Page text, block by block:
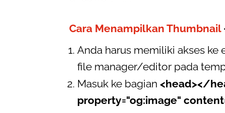
Cara Menampilkan Thumbnail
Anda harus memiliki akses
file manager/editor pada
Masuk ke bagian <head></
property="og:image"